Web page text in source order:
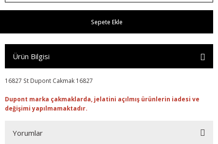
Sepete Ekle
Ürün Bilgisi
16827 St Dupont Cakmak 16827
Dupont marka çakmaklarda, jelatini açılmış ürünlerin iadesi ve
değişimi yapılmamaktadır.
Yorumlar